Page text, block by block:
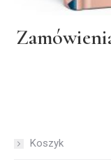
Koszyk